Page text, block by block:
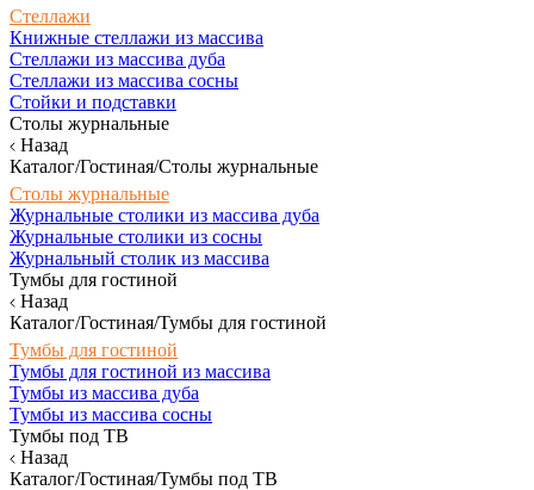
Стеллажи
Книжные стеллажи из массива
Стеллажи из массива дуба
Стеллажи из массива сосны
Стойки и подставки
Столы журнальные
Назад
Каталог/Гостиная/Столы журнальные
Столы журнальные
Журнальные столики из массива дуба
Журнальные столики из сосны
Журнальный столик из массива
Тумбы для гостиной
Назад
Каталог/Гостиная/Тумбы для гостиной
Тумбы для гостиной
Тумбы для гостиной из массива
Тумбы из массива дуба
Тумбы из массива сосны
Тумбы под ТВ
Назад
Каталог/Гостиная/Тумбы под ТВ